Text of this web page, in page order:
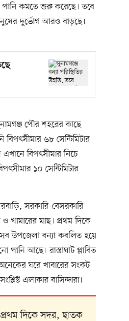
পানি কমতে শুরু করেছে। তবে
দুর্ভোগ আরও বাড়ছে।
পৌর শহরের কাছে
৬৮ সেন্টিমিটার
বিপৎসীমার নিচে
১০ সেন্টিমিটার
সরকারি-বেসরকারি
ও খামারের মাছ। প্রথম দিকে
উপজেলা বন্যা কবলিত হয়ে
আছে। রাস্তাঘাট প্লাবিত
ঘরে খাবারের সংকট
এলাকার বাসিন্দারা।
প্রথম দিকে সদর, ছাতক